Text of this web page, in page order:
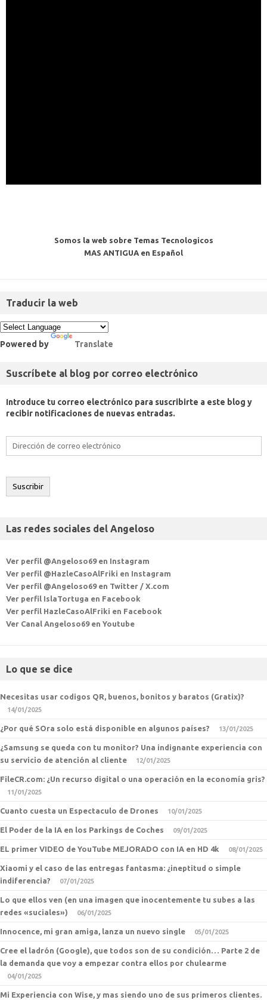
Somos la web sobre Temas Tecnologicos
MAS ANTIGUA en Español
Traducir la web
Powered by Translate
Suscríbete al blog por correo electrónico
Introduce tu correo electrónico para suscribirte a este blog y
recibir notificaciones de nuevas entradas.
Dirección
electrónico
Suscribir
Las redes sociales del Angeloso
Ver perfil @Angeloso69 en Instagram
Ver perfil @HazleCasoAlFriki en Instagram
Ver perfil @Angeloso69 en Twitter / X.com
Ver perfil IslaTortuga en Facebook
Ver perfil HazleCasoAlFriki en Facebook
Ver Canal Angeloso69 en Youtube
Lo que se dice
Necesitas usar codigos QR, buenos, bonitos y baratos (Gratix)?
14/01/2025
¿Por qué SOra solo está disponible en algunos países? 13/01/2025
¿Samsung se queda con tu monitor? Una indignante experiencia con
su servicio de atención al cliente
12/01/2025
FileCR.com: ¿Un recurso digital o una operación en la economía gris?
11/01/2025
Cuanto cuesta un Espectaculo de Drones 10/01/2025
El Poder de la IA en los Parkings de Coches 09/01/2025
EL primer VIDEO de YouTube MEJORADO con IA en HD 4k 08/01/2025
Xiaomi y el caso de las entregas fantasma: ¿ineptitud o simple
indiferencia?
07/01/2025
Lo que ellos ven (en una imagen que inocentemente tu subes a las
redes «suciales»)
06/01/2025
Innocence, mi gran amiga, lanza un nuevo single 05/01/2025
Cree el ladrón (Google), que todos son de su condición… Parte 2 de
la demanda que voy a empezar contra ellos por chulearme
04/01/2025
Mi Experiencia con Wise, y mas siendo uno de sus primeros clientes.